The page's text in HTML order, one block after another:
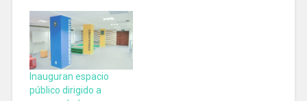
Inauguran espacio
público dirigido a